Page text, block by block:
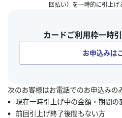
回払い）を一時的に引上げ
カードご利用枠一時
お申込みは
次のお客様はお電話でのお申込みの
現在一時引上げ中の金額・期間の
前回引上げ終了後間もない方